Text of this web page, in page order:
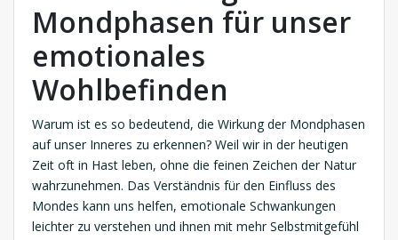
Mondphasen für unser
emotionales
Wohlbefinden
Warum ist es so bedeutend, die Wirkung der Mondphasen
auf unser Inneres zu erkennen? Weil wir in der heutigen
Zeit oft in Hast leben, ohne die feinen Zeichen der Natur
wahrzunehmen. Das Verständnis für den Einfluss des
Mondes kann uns helfen, emotionale Schwankungen
leichter zu verstehen und ihnen mit mehr Selbstmitgefühl